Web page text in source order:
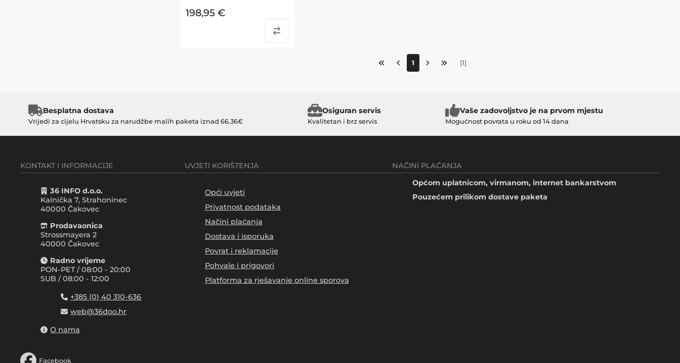
198,95 €
1 [1]
Besplatna dostava
Vrijedi za cijelu Hrvatsku za narudžbe malih paketa iznad 66.36€
Osiguran servis
Kvalitetan i brz servis
Vaše zadovoljstvo je na prvom mjestu
Mogućnost povrata u roku od 14 dana
KONTAKT I INFORMACIJE
36 INFO d.o.o.
Kalnička 7, Strahoninec
40000 Čakovec
Prodavaonica
Strossmayera 2
40000 Čakovec
Radno vrijeme
PON-PET / 08:00 - 20:00
SUB / 08:00 - 12:00
+385 (0) 40 310-636
web@36doo.hr
O nama
Facebook
UVJETI KORIŠTENJA
Opći uvjeti
Privatnost podataka
Načini plaćanja
Dostava i isporuka
Povrat i reklamacije
Pohvale i prigovori
Platforma za rješavanje online sporova
NAČINI PLAĆANJA
Općom uplatnicom, virmanom, internet bankarstvom
Pouzećem prilikom dostave paketa